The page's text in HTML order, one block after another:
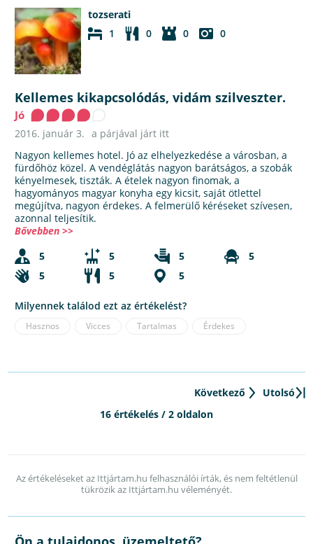
tozserati
1
0 0 0
Kellemes kikapcsolódás, vidám szilveszter.
Jó
2016. január 3. a párjával járt itt
Nagyon kellemes hotel. Jó az elhelyezkedése a városban, a
fürdőhöz közel. A vendéglátás nagyon barátságos, a szobák
kényelmesek, tiszták. A ételek nagyon finomak, a
hagyományos magyar konyha egy kicsit, saját ötlettel
megújítva, nagyon érdekes. A felmerülő kéréseket szívesen,
azonnal teljesítik.
Bővebben >>
5
5 5
5
5
5 5
Milyennek találod ezt az értékelést?
Hasznos Vicces Tartalmas Érdekes
Következő
Utolsó
16 értékelés / 2 oldalon
Az értékeléseket az Ittjártam.hu felhasználói írták, és nem feltétlenül
tükrözik az Ittjártam.hu véleményét.